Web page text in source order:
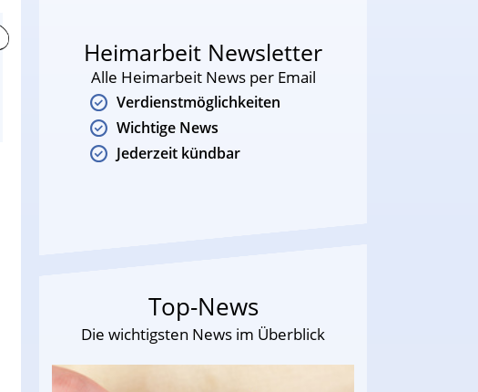
Heimarbeit Newsletter
Alle Heimarbeit News per Email
Verdienstmöglichkeiten
Wichtige News
Jederzeit kündbar
Top-News
Die wichtigsten News im Überblick